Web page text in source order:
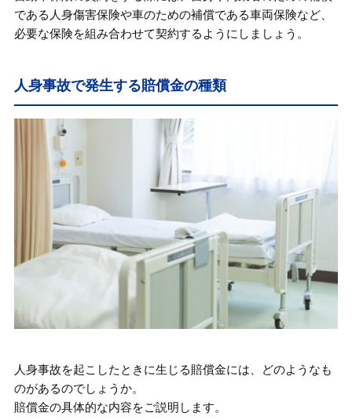
である人身傷害保険や車のための補償である車両保険など、
必要な保険を組み合わせて契約するようにしましょう。
人身事故で発生する賠償金の種類
人身事故を起こしたときに生じる賠償金には、どのようなも
のがあるのでしょうか。
賠償金の具体的な内容をご説明します。